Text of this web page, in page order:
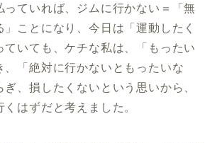
っていれば、ジムに行かない＝「無
ことになり、今日は「運動したく
ていても、ケチな私は、「もったい
、「絶対に行かないともったいな
、損したくないという思いから、
はずだと考えました。